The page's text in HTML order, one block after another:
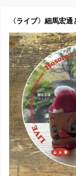
〈ライブ〉細馬宏通